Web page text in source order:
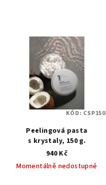
Peelingová pasta
s krystaly, 150 g.
940 Kč
Momentálně nedostupné
KÓD: CSP150